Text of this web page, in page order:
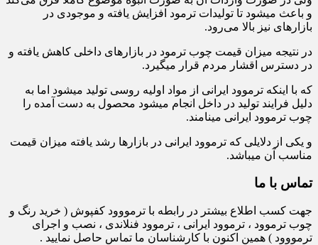
و باعث میشود تا تولیدات ترمود افزایش یافته و موجودی در
بازارهای نیز بالا می‌رود.
در نتیجه میزان قیمت چوب ترمود در بازارهای داخلی کاهش یافته و
در دسترس اقشار مردم قرار میگیرد.
که با اینکه ترموود ایرانی از مواد اولیه روسی تولید میشود اما به
دلیل فرایند تولید در داخل انجام میشود محصول به دست آمده را
چوب ترموود ایرانی مینامند.
و یکی از دلایلی که ترموود ایرانی در بازارها رشد یافته میزان قیمت
مناسب آن میباشد.
تماس با ما
جهت کسب اطلاع بیشتر در رابطه با ترمووود کفپوش ( خرید رنگ و
چوب ترموود ، ترموود ایرانی ، ترموود فنلاندی ، نصب و اجرای
ترمووود ) همین اکنون با کارشناسان ما تماس حاصل نمایید .